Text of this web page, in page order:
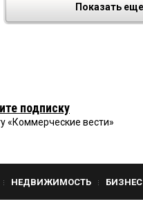
Показать еще
подписку
«Коммерческие вести»
НЕДВИЖИМОСТЬ БИЗНЕС